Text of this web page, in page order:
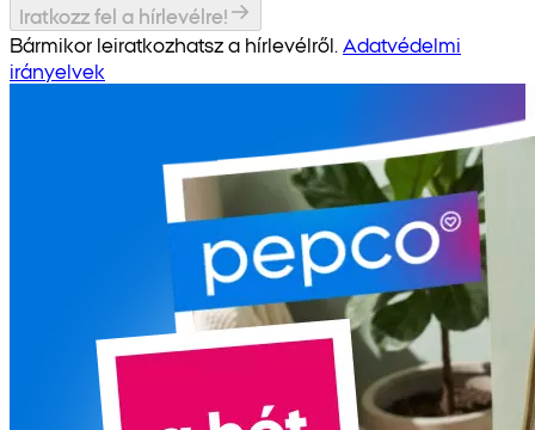
Iratkozz fel a hírlevélre!
Bármikor leiratkozhatsz a hírlevélről. Adatvédelmi
irányelvek